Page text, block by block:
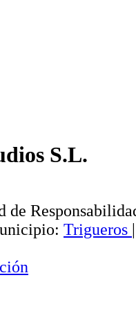
S.L.
de
Trigueros